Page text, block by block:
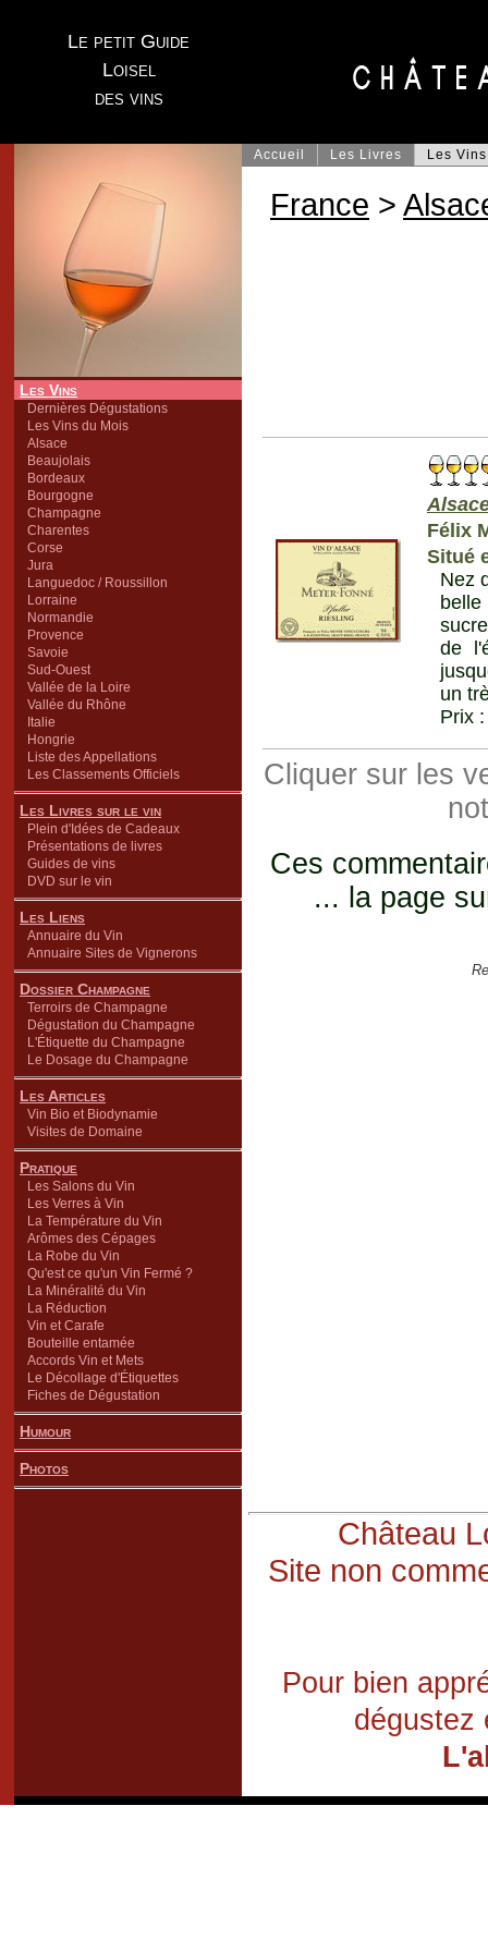
Le petit Guide
Loisel
des vins
Les Vins
Dernières Dégustations
Les Vins du Mois
Alsace
Beaujolais
Bordeaux
Bourgogne
Champagne
Charentes
Corse
Jura
Languedoc / Roussillon
Lorraine
Normandie
Provence
Savoie
Sud-Ouest
Vallée de la Loire
Vallée du Rhône
Italie
Hongrie
Liste des Appellations
Les Classements Officiels
Les Livres sur le vin
Plein d'Idées de Cadeaux
Présentations de livres
Guides de vins
DVD sur le vin
Les Liens
Annuaire du Vin
Annuaire Sites de Vignerons
Dossier Champagne
Terroirs de Champagne
Dégustation du Champagne
L'Étiquette du Champagne
Le Dosage du Champagne
Les Articles
Vin Bio et Biodynamie
Visites de Domaine
Pratique
Les Salons du Vin
Les Verres à Vin
La Température du Vin
Arômes des Cépages
La Robe du Vin
Qu'est ce qu'un Vin Fermé ?
La Minéralité du Vin
La Réduction
Vin et Carafe
Bouteille entamée
Accords Vin et Mets
Le Décollage d'Étiquettes
Fiches de Dégustation
Humour
Photos
Accueil Les Livres Les Vins
France >
Félix
Situé
Nez
de
un
Prix
Cliquer sur les
Ces
... la page
Château
Site non
Pour bien
dégustez